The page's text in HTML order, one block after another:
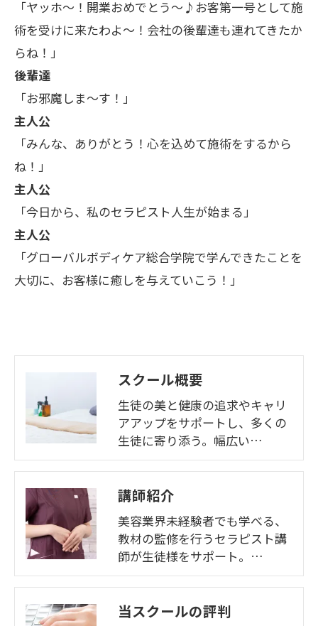
「ヤッホ〜！開業おめでとう〜♪お客第一号として施
術を受けに来たわよ〜！会社の後輩達も連れてきたか
らね！」
後輩達
「お邪魔しま〜す！」
主人公
「みんな、ありがとう！心を込めて施術をするから
ね！」
主人公
「今日から、私のセラピスト人生が始まる」
主人公
「グローバルボディケア総合学院で学んできたことを
大切に、お客様に癒しを与えていこう！」
スクール概要
生徒の美と健康の追求やキャリ
アアップをサポートし、多くの
生徒に寄り添う。幅広い…
講師紹介
美容業界未経験者でも学べる、
教材の監修を行うセラピスト講
師が生徒様をサポート。…
当スクールの評判